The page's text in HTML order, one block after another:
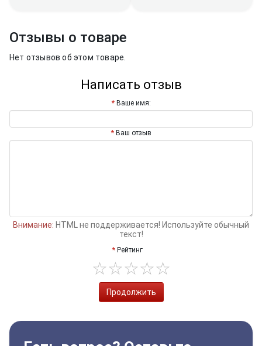
Отзывы о товаре
Нет отзывов об этом товаре.
Написать отзыв
Ваше имя:
Ваш отзыв
Внимание: HTML не поддерживается! Используйте обычный
текст!
Рейтинг
Продолжить